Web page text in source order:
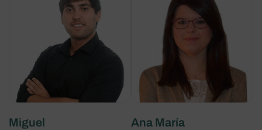
Miguel Ana María